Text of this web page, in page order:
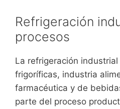
Refrigeración
procesos
La refrigeración
frigoríficas, industria
farmacéutica y de
parte del proceso